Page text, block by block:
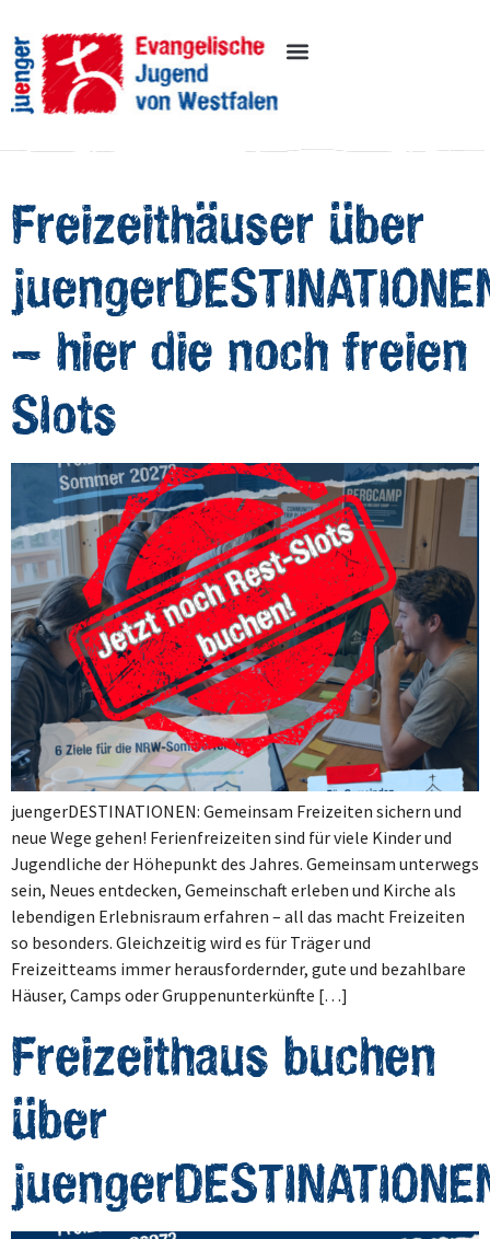
Freizeithäuser über
– hier die noch freien
Slots
juengerDESTINATIONEN: Gemeinsam Freizeiten sichern und
neue Wege gehen! Ferienfreizeiten sind für viele Kinder und
Jugendliche der Höhepunkt des Jahres. Gemeinsam unterwegs
sein, Neues entdecken, Gemeinschaft erleben und Kirche als
lebendigen Erlebnisraum erfahren – all das macht Freizeiten
so besonders. Gleichzeitig wird es für Träger und
Freizeitteams immer herausfordernder, gute und bezahlbare
Häuser, Camps oder Gruppenunterkünfte […]
Freizeithaus buchen
über